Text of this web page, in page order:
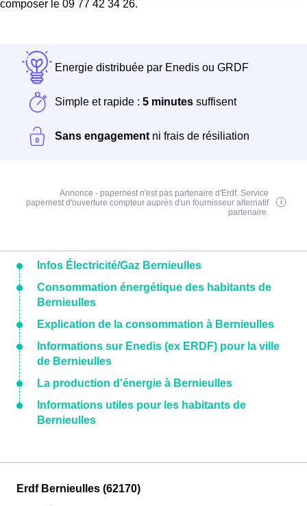
composer le 09 77 42 34 26.
Energie distribuée par Enedis ou GRDF
Simple et rapide : 5 minutes suffisent
Sans engagement ni frais de résiliation
Annonce - papernest n'est pas partenaire d'Erdf. Service
papernest d'ouverture compteur auprès d'un fournisseur alternatif
partenaire.
Infos Électricité/Gaz Bernieulles
Consommation énergétique des habitants de
Bernieulles
Explication de la consommation à Bernieulles
Informations sur Enedis (ex ERDF) pour la ville
de Bernieulles
La production d'énergie à Bernieulles
Informations utiles pour les habitants de
Bernieulles
Erdf Bernieulles (62170)